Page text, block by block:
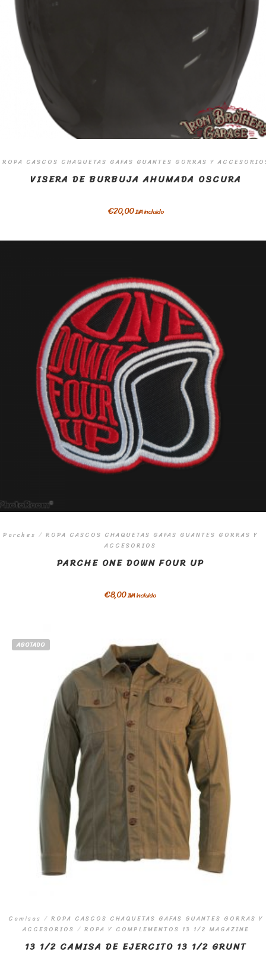
ROPA CASCOS CHAQUETAS GAFAS GUANTES GORRAS Y
VISERA DE BURBUJA AHUMADA OSCURA
€20,00IVA incluido
Parches / ROPA CASCOS CHAQUETAS GAFAS GUANTES GORRAS Y
ACCESORIOS
PARCHE ONE DOWN FOUR UP
€8,00IVA incluido
AGOTADO
Camisas / ROPA CASCOS CHAQUETAS GAFAS GUANTES GORRAS Y
ACCESORIOS / ROPA Y COMPLEMENTOS 13 1/2 MAGAZINE
13 1/2 CAMISA DE EJERCITO 13 1/2 GRUNT